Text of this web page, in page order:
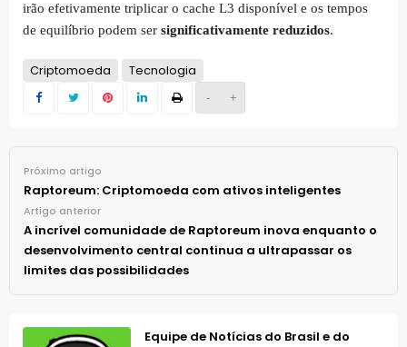
- +
irão efetivamente triplicar o cache L3 disponível e os tempos
de equilíbrio podem ser significativamente reduzidos.
Criptomoeda Tecnologia
Próximo artigo
Raptoreum: Criptomoeda com ativos inteligentes
Artigo anterior
A incrível comunidade de Raptoreum inova enquanto o
desenvolvimento central continua a ultrapassar os
limites das possibilidades
Equipe de Notícias do Brasil e do